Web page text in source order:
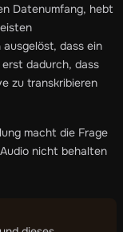
Datenumfang, hebt
dass ein
dadurch, dass
zu transkribieren
macht die Frage
nicht behalten